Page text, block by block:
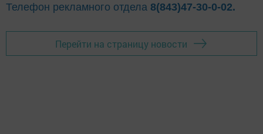
Телефон рекламного отдела 8(843)47-30-0-02.
Перейти на страницу новости